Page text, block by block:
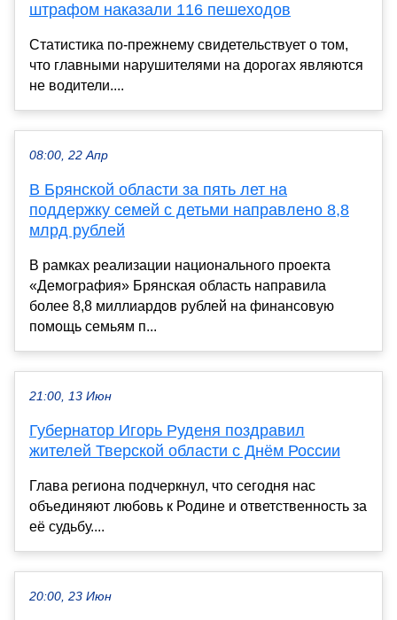
штрафом наказали 116 пешеходов
Статистика по-прежнему свидетельствует о том,
что главными нарушителями на дорогах являются
не водители....
08:00, 22 Апр
В Брянской области за пять лет на
поддержку семей с детьми направлено 8,8
млрд рублей
В рамках реализации национального проекта
«Демография» Брянская область направила
более 8,8 миллиардов рублей на финансовую
помощь семьям п...
21:00, 13 Июн
Губернатор Игорь Руденя поздравил
жителей Тверской области с Днём России
Глава региона подчеркнул, что сегодня нас
объединяют любовь к Родине и ответственность за
её судьбу....
20:00, 23 Июн